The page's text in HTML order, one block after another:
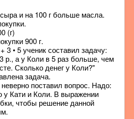
и на 100 г больше масла.
(г)
900 г.
• 5 ученик составил задачу:
р., а у Коли в 5 раз больше, чем
Сколько денег у Коли?"
задача.
поставил вопрос. Надо:
у Кати и Коли. В выражении
чтобы решение данной